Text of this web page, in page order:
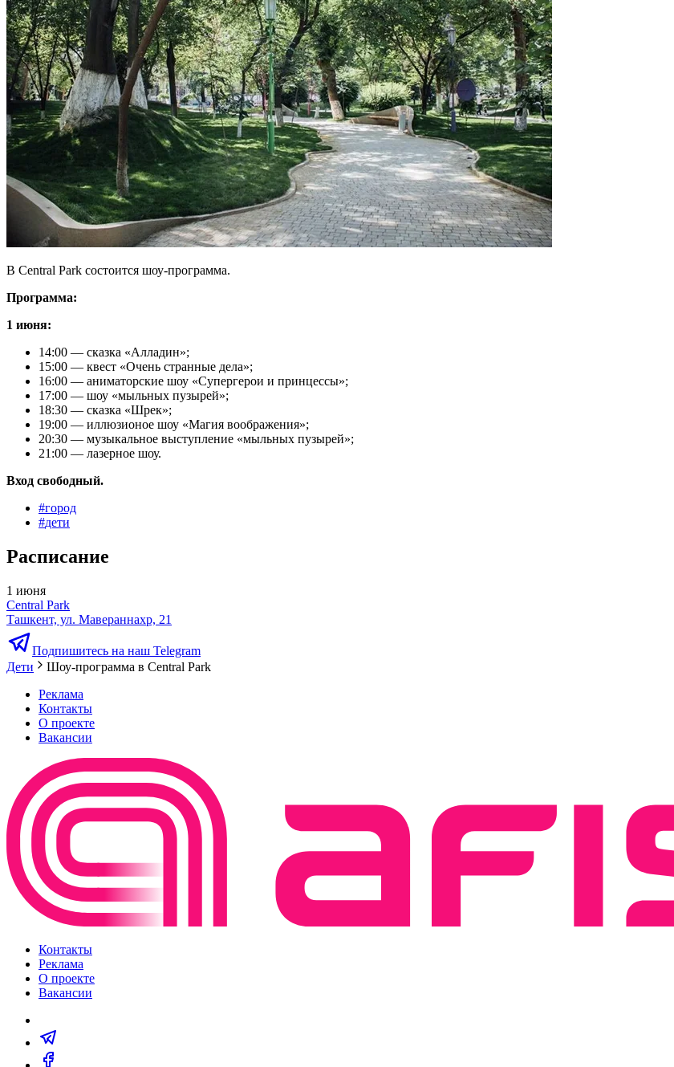
В Central Park состоится шоу-программа.
Программа:
1 июня:
14:00 — сказка «Алладин»;
15:00 — квест «Очень странные дела»;
16:00 — аниматорские шоу «Супергерои и принцессы»;
17:00 — шоу «мыльных пузырей»;
18:30 — сказка «Шрек»;
19:00 — иллюзионое шоу «Магия воображения»;
20:30 — музыкальное выступление «мыльных пузырей»;
21:00 — лазерное шоу.
Вход свободный.
#город
#дети
Расписание
1 июня
Central Park
Ташкент, ул. Мавераннахр, 21
Подпишитесь на наш Telegram
Дети
Шоу-программа в Central Park
Реклама
Контакты
О проекте
Вакансии
Контакты
Реклама
О проекте
Вакансии